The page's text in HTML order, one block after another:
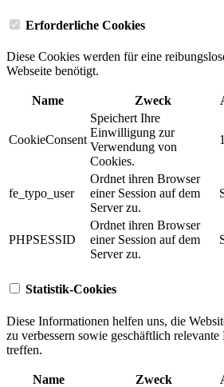
Erforderliche Cookies
Diese Cookies werden für eine
Webseite benötigt.
Name Zweck
CookieConsent
Speichert Ihre
Einwilligung zur
Verwendung von
Cookies.
fe_typo_user
Ordnet ihren Browser
einer Session auf dem
Server zu.
PHPSESSID
Ordnet ihren Browser
einer Session auf dem
Server zu.
Statistik-Cookies
Diese Informationen helfen uns, die
zu verbessern sowie geschäftlich relevante
treffen.
Name Zweck